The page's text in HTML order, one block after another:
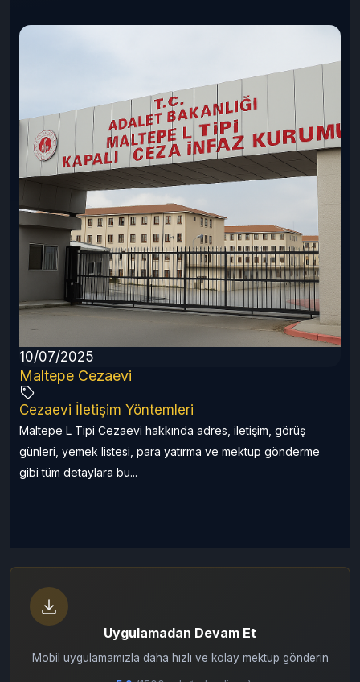
10/07/2025
Maltepe Cezaevi
Cezaevi İletişim Yöntemleri
Maltepe L Tipi Cezaevi hakkında adres, iletişim, görüş
günleri, yemek listesi, para yatırma ve mektup gönderme
gibi tüm detaylara bu...
Uygulamadan Devam Et
Mobil uygulamamızla daha hızlı ve kolay mektup gönderin